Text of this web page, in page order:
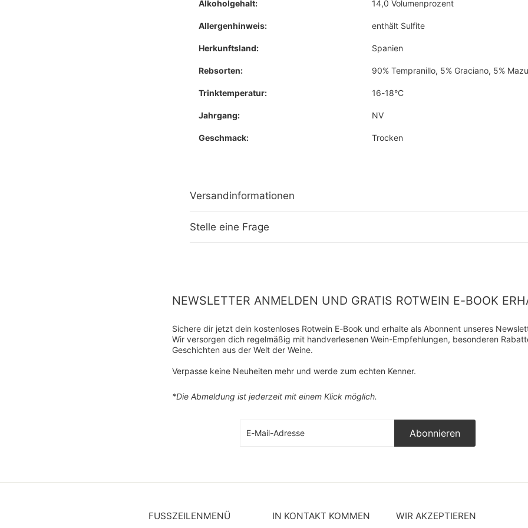
Alkoholgehalt: 14,0 Volumenprozent
Allergenhinweis: enthält Sulfite
Herkunftsland: Spanien
Rebsorten: 90% Tempranillo, 5% Graciano, 5%
Trinktemperatur: 16-18°C
Jahrgang: NV
Geschmack: Trocken
Versandinformationen
Stelle eine Frage
NEWSLETTER ANMELDEN UND GRATIS ROTWEIN E-BOOK
Sichere dir jetzt dein kostenloses Rotwein E-Book und erhalte als Abonnent unseres
Wir versorgen dich regelmäßig mit handverlesenen Wein-Empfehlungen, besonderen
Geschichten aus der Welt der Weine.
Verpasse keine Neuheiten mehr und werde zum echten Kenner.
*Die Abmeldung ist jederzeit mit einem Klick möglich.
Mail-
Abonnieren
FUSSZEILENMENÜ IN KONTAKT KOMMEN WIR AKZEPTIEREN